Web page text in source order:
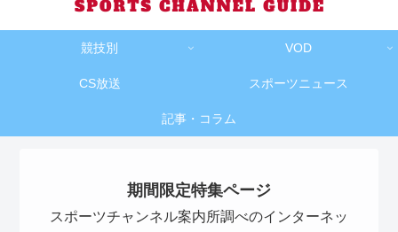
競技別 VOD
CS放送 スポーツニュース
記事・コラム
期間限定特集ページ
スポーツチャンネル案内所調べのインターネッ